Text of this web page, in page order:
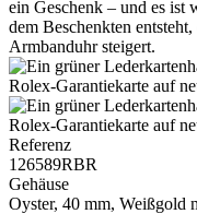
ein Geschenk – und es ist
dem Beschenkten
Armbanduhr steigert.
Referenz
126589RBR
Gehäuse
Oyster, 40 mm, Weißgold